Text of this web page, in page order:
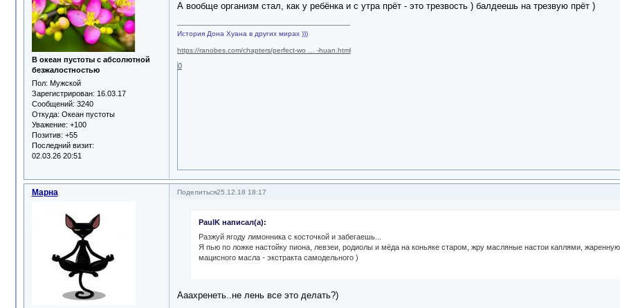
В океан пустоты с абсолютной
безжалостностью
Пол: Мужской
Зарегистрирован: 16.03.17
Сообщений: 3240
Откуда: Океан пустоты
Уважение: +100
Позитив: +55
Последний визит:
02.03.26 20:51
А вообще организм стал, как у ребёнка и с утра прёт - это трезвость ) балдеешь на трезвую прёт )
История Дона Хуана в других мирах )))
https://ranobes.com/chapters/perfect-wo … -huan.html
0
Поделиться25.12.18 18:17
Марна
PaulK написал(а):
Разжуй ягоду лимонника с косточкой и забегаешь...
Я пью по ложке настойку пиона, левзеи, родиолы и мёда на коньяке старом, жру масляные настои каплями,
мацисного масла - экстракта самодельного )
Ааахренеть..не лень все это делать?)